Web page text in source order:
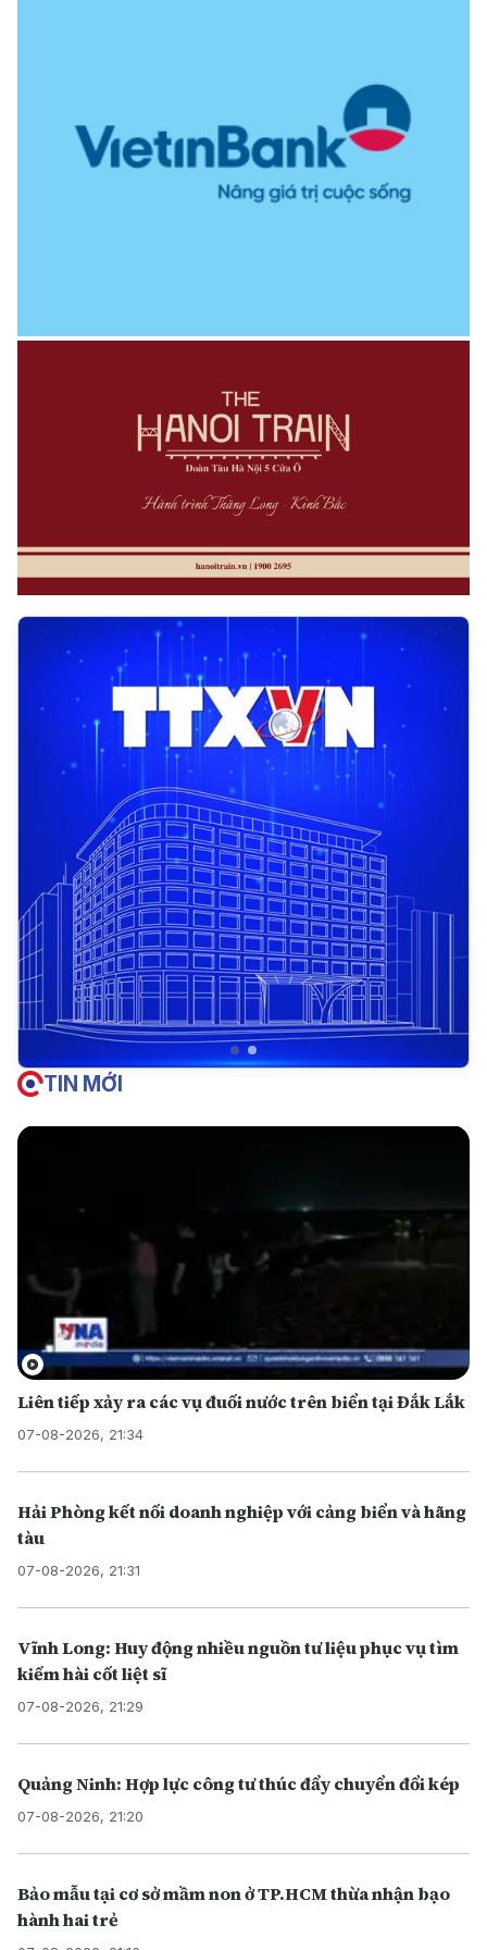
TIN MỚI
Liên tiếp xảy ra các vụ đuối nước trên biển tại Đắk Lắk
07-08-2026, 21:34
Hải Phòng kết nối doanh nghiệp với cảng biển và hãng
tàu
07-08-2026, 21:31
Vĩnh Long: Huy động nhiều nguồn tư liệu phục vụ tìm
kiếm hài cốt liệt sĩ
07-08-2026, 21:29
Quảng Ninh: Hợp lực công tư thúc đẩy chuyển đổi kép
07-08-2026, 21:20
Bảo mẫu tại cơ sở mầm non ở TP.HCM thừa nhận bạo
hành hai trẻ